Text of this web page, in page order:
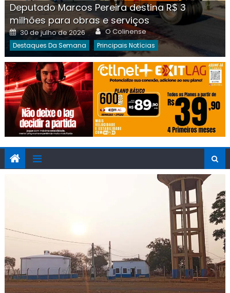
Deputado Marcos Pereira destina R$ 3
milhões para obras e serviços
Posted
on
30 de julho de 2026 Author
O Colinense
Destaques Da Semana Principais Notícias